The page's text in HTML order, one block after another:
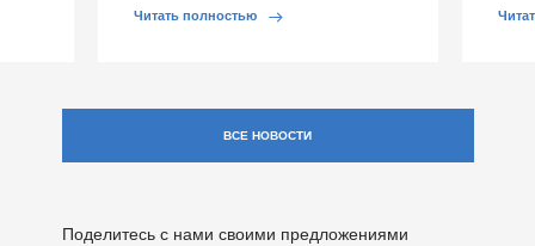
обострении […]
Читать полностью
ВСЕ НОВОСТИ
Поделитесь с нами своими предложениями